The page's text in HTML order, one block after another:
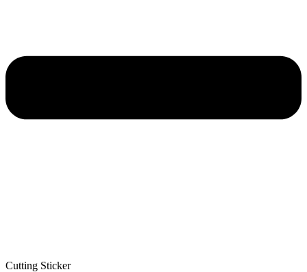
Cutting Sticker